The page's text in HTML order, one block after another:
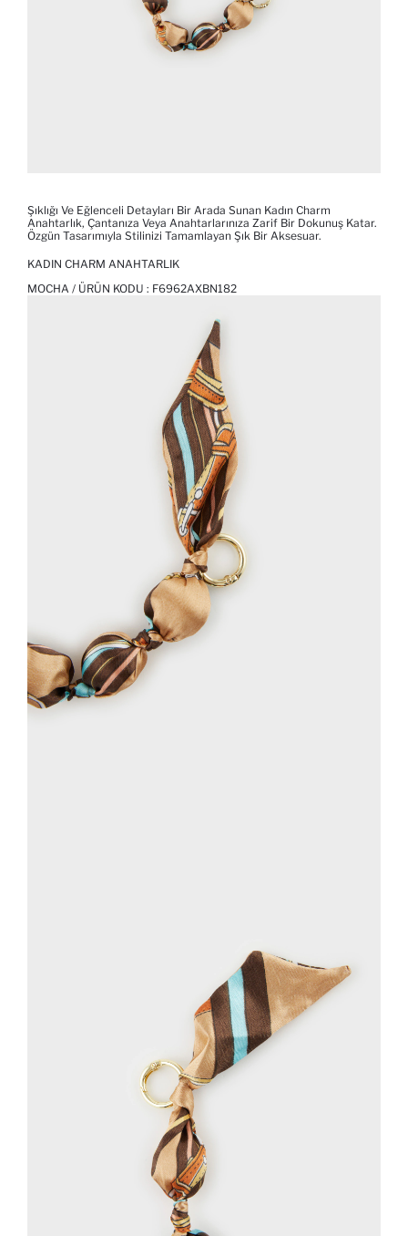
Şıklığı Ve Eğlenceli Detayları Bir Arada Sunan Kadın Charm
Anahtarlık, Çantanıza Veya Anahtarlarınıza Zarif Bir Dokunuş Katar.
Özgün Tasarımıyla Stilinizi Tamamlayan Şık Bir Aksesuar.
KADIN CHARM ANAHTARLIK
MOCHA / ÜRÜN KODU : F6962AXBN182